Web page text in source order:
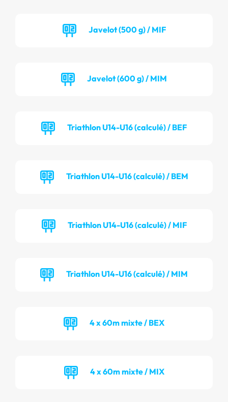
Javelot (500 g) / MIF
Javelot (600 g) / MIM
Triathlon U14-U16 (calculé) / BEF
Triathlon U14-U16 (calculé) / BEM
Triathlon U14-U16 (calculé) / MIF
Triathlon U14-U16 (calculé) / MIM
4 x 60m mixte / BEX
4 x 60m mixte / MIX